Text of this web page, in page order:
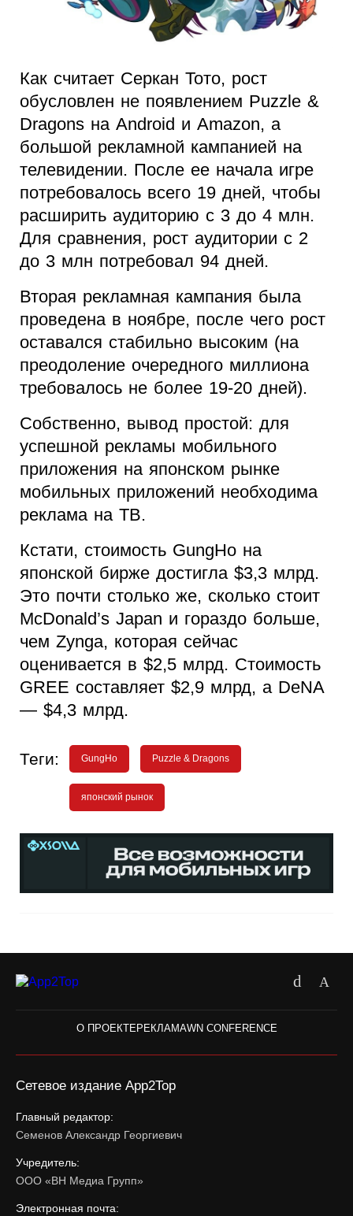
Как считает Серкан Тото, рост
обусловлен не появлением Puzzle &
Dragons на Android и Amazon, а
большой рекламной кампанией на
телевидении. После ее начала игре
потребовалось всего 19 дней, чтобы
расширить аудиторию с 3 до 4 млн.
Для сравнения, рост аудитории с 2
до 3 млн потребовал 94 дней.
Вторая рекламная кампания была
проведена в ноябре, после чего рост
оставался стабильно высоким (на
преодоление очередного миллиона
требовалось не более 19-20 дней).
Собственно, вывод простой: для
успешной рекламы мобильного
приложения на японском рынке
мобильных приложений необходима
реклама на ТВ.
Кстати, стоимость GungHo на
японской бирже достигла $3,3 млрд.
Это почти столько же, сколько стоит
McDonald’s Japan и гораздо больше,
чем Zynga, которая сейчас
оценивается в $2,5 млрд. Стоимость
GREE составляет $2,9 млрд, а DeNA
— $4,3 млрд.
Теги: GungHo Puzzle & Dragons
японский рынок
О ПРОЕКТЕРЕКЛАМАWN CONFERENCE
Сетевое издание App2Top
Главный редактор:
Семенов Александр Георгиевич
Учредитель:
ООО «ВН Медиа Групп»
Электронная почта: